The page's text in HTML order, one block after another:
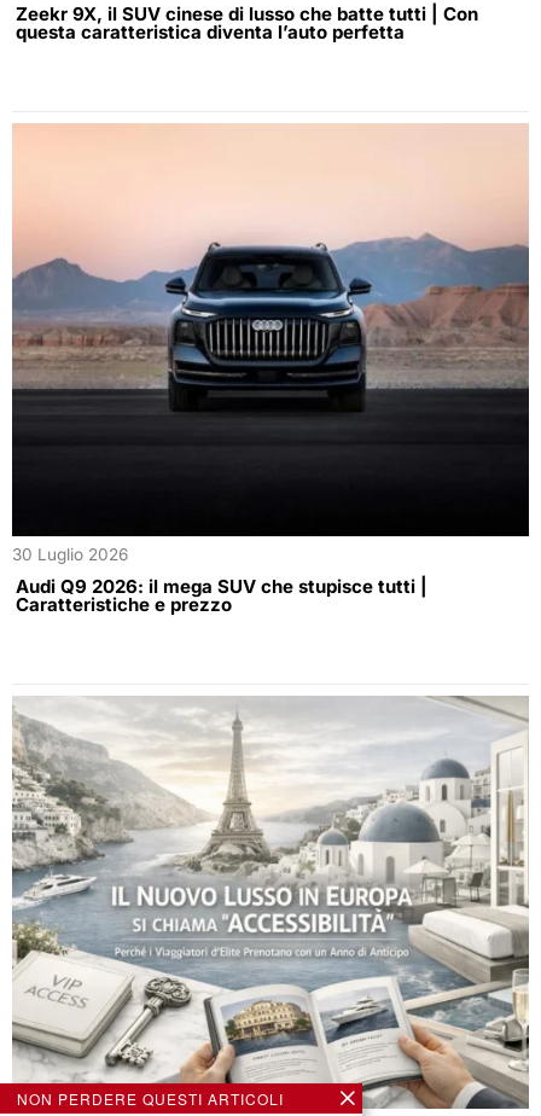
Zeekr 9X, il SUV cinese di lusso che batte tutti | Con
questa caratteristica diventa l’auto perfetta
30 Luglio 2026
Audi Q9 2026: il mega SUV che stupisce tutti |
Caratteristiche e prezzo
NON PERDERE QUESTI ARTICOLI